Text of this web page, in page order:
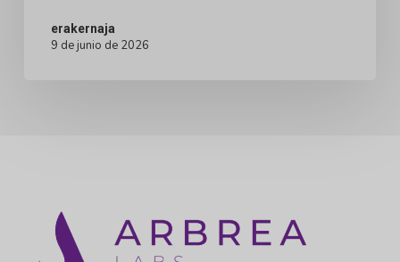
Nuncaerakernaja
9 de junio de 2026